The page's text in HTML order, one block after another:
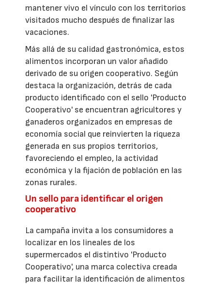
mantener vivo el vínculo con los territorios
visitados mucho después de finalizar las
vacaciones.
Más allá de su calidad gastronómica, estos
alimentos incorporan un valor añadido
derivado de su origen cooperativo. Según
destaca la organización, detrás de cada
producto identificado con el sello 'Producto
Cooperativo' se encuentran agricultores y
ganaderos organizados en empresas de
economía social que reinvierten la riqueza
generada en sus propios territorios,
favoreciendo el empleo, la actividad
económica y la fijación de población en las
zonas rurales.
Un sello para identificar el origen
cooperativo
La campaña invita a los consumidores a
localizar en los lineales de los
supermercados el distintivo 'Producto
Cooperativo', una marca colectiva creada
para facilitar la identificación de alimentos